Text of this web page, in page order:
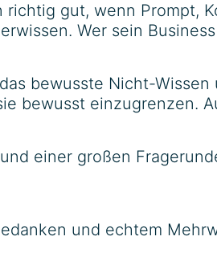
gut, wenn Prompt,
Wer sein
bewusste Nicht-
bewusst einzugrenzen.
einer großen
und echtem